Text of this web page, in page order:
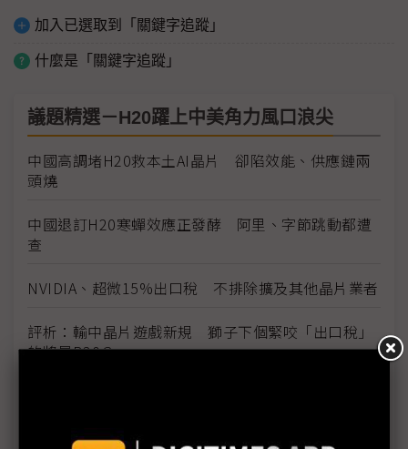
加入已選取到「關鍵字追蹤」
什麼是「關鍵字追蹤」
議題精選－H20躍上中美角力風口浪尖
中國高調堵H20救本土AI晶片 卻陷效能、供應鏈兩
頭燒
中國退訂H20寒蟬效應正發酵 阿里、字節跳動都遭
查
NVIDIA、超微15%出口稅 不排除擴及其他晶片業者
評析：輸中晶片遊戲新規 獅子下個緊咬「出口稅」
的將是B30？